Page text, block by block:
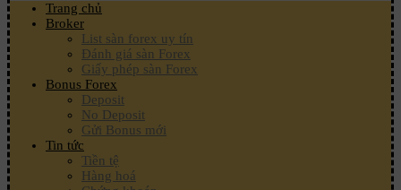
Trang chủ
Broker
List sàn forex uy tín
Đánh giá sàn Forex
Giấy phép sàn Forex
Bonus Forex
Deposit
No Deposit
Gửi Bonus mới
Tin tức
Tiền tệ
Hàng hoá